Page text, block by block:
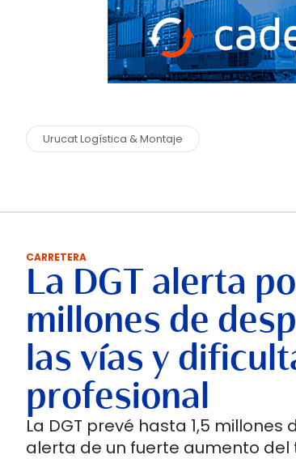
Urucat Logística & Montaje
CARRETERA
La DGT alerta
millones de
las vías y
profesional
La DGT prevé hasta 1,5
alerta de un fuerte aumento